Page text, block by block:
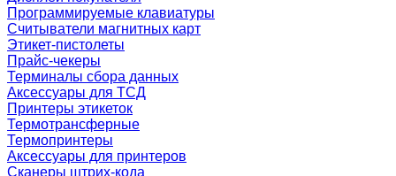
Программируемые клавиатуры
Считыватели магнитных карт
Этикет-пистолеты
Прайс-чекеры
Терминалы сбора данных
Аксессуары для ТСД
Принтеры этикеток
Термотрансферные
Термопринтеры
Аксессуары для принтеров
Сканеры штрих-кода